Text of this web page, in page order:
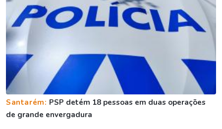
Santarém: PSP detém 18 pessoas em duas operações
de grande envergadura